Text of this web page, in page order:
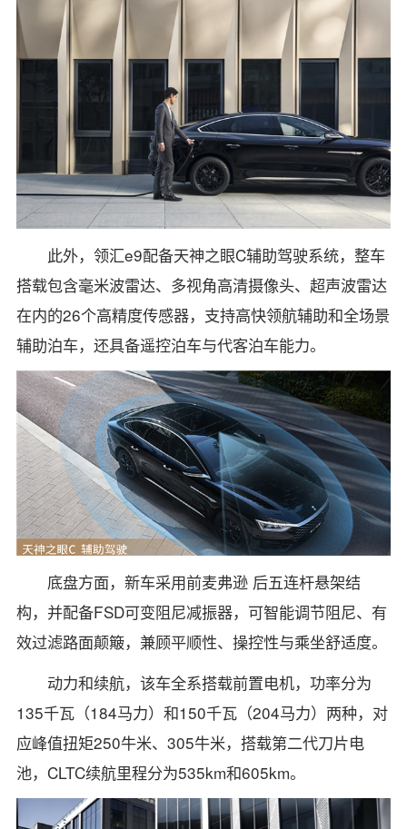
此外，领汇e9配备天神之眼C辅助驾驶系统，整车
搭载包含毫米波雷达、多视角高清摄像头、超声波雷达
在内的26个高精度传感器，支持高快领航辅助和全场景
辅助泊车，还具备遥控泊车与代客泊车能力。
底盘方面，新车采用前麦弗逊 后五连杆悬架结
构，并配备FSD可变阻尼减振器，可智能调节阻尼、有
效过滤路面颠簸，兼顾平顺性、操控性与乘坐舒适度。
动力和续航，该车全系搭载前置电机，功率分为
135千瓦（184马力）和150千瓦（204马力）两种，对
应峰值扭矩250牛米、305牛米，搭载第二代刀片电
池，CLTC续航里程分为535km和605km。